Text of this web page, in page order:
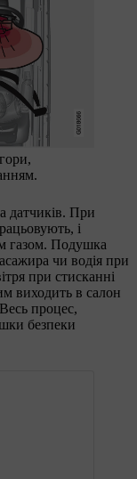
датчиків. При
і
газом. Подушка
чи водія при
при стисканні
виходить в салон
процес,
безпеки